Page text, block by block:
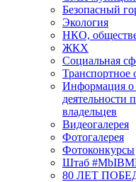
Безопасный
Экология
НКО,
ЖКХ
Социальная
Транспортное
Информация о
владельцев
Видеогалерея
Фотогалерея
Фотоконкурсы
Штаб
80 ЛЕТ